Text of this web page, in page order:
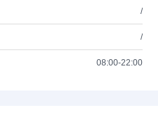
/
/
08:00-22:00